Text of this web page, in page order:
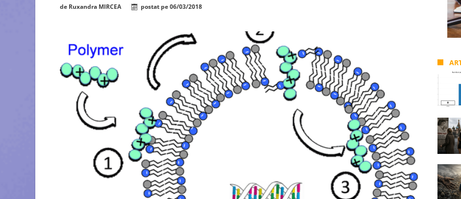
Viitorul României în Uniunea Europeană. Ce ne așteaptă? – O analiză structurală a demografiei,
Controlul minții prin nanoparticule
Huawei dezvoltă un nou cip AI pentru a înlocui Nvidia
de Ruxandra MIRCEA postat pe06/03/2018